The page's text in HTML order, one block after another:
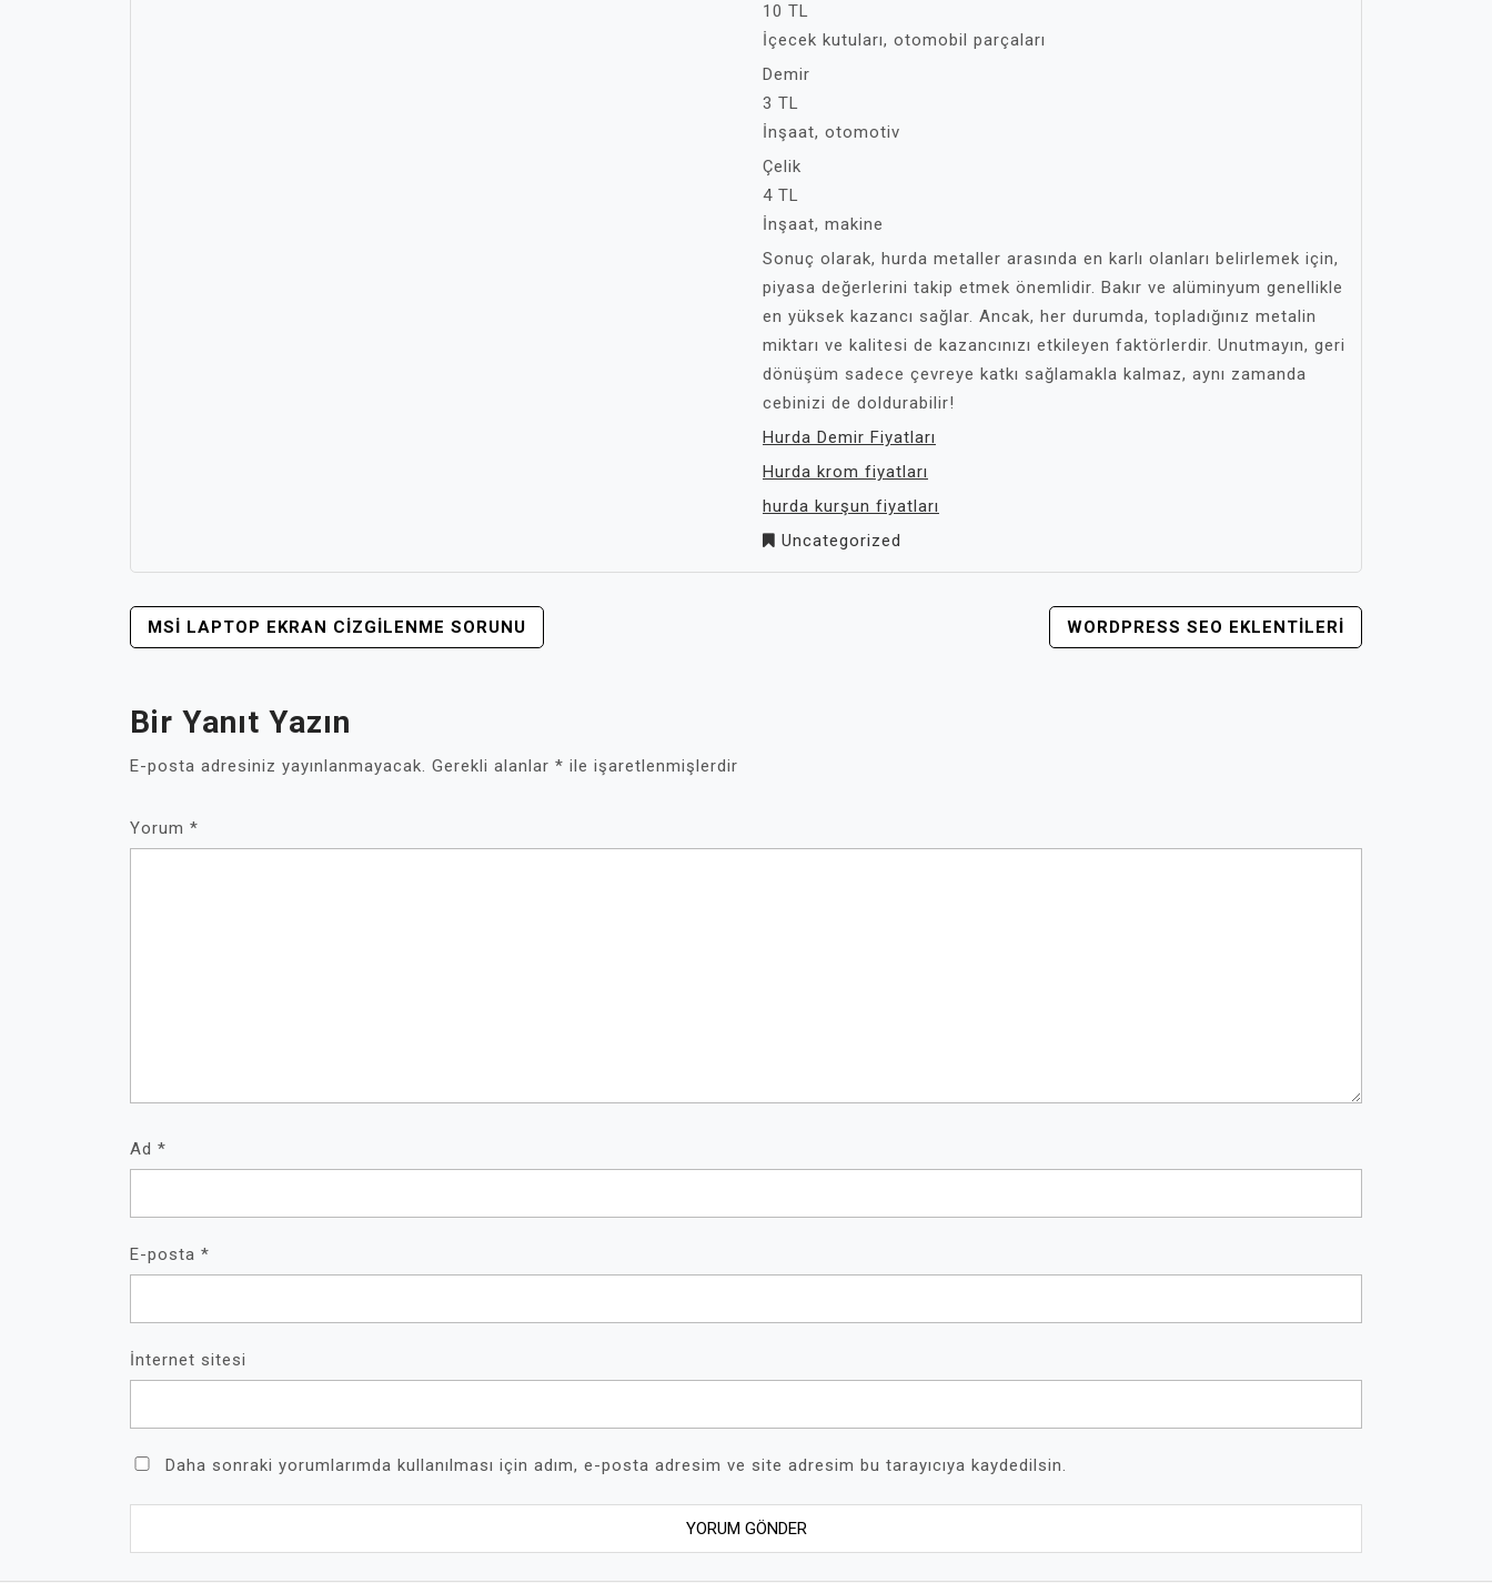
10 TL
İçecek kutuları, otomobil parçaları
Demir
3 TL
İnşaat, otomotiv
Çelik
4 TL
İnşaat, makine
Sonuç olarak, hurda metaller arasında en karlı olanları belirlemek için,
piyasa değerlerini takip etmek önemlidir. Bakır ve alüminyum genellikle
en yüksek kazancı sağlar. Ancak, her durumda, topladığınız metalin
miktarı ve kalitesi de kazancınızı etkileyen faktörlerdir. Unutmayın, geri
dönüşüm sadece çevreye katkı sağlamakla kalmaz, aynı zamanda
cebinizi de doldurabilir!
Hurda Demir Fiyatları
Hurda krom fiyatları
hurda kurşun fiyatları
Uncategorized
YAZI
GEZINMESI
MSI LAPTOP EKRAN CIZGILENME SORUNU WORDPRESS SEO EKLENTILERI
Bir Yanıt Yazın
E-posta adresiniz yayınlanmayacak. Gerekli alanlar * ile işaretlenmişlerdir
Yorum *
Ad *
E-posta *
İnternet sitesi
Daha sonraki yorumlarımda kullanılması için adım, e-posta adresim ve site adresim bu tarayıcıya kaydedilsin.